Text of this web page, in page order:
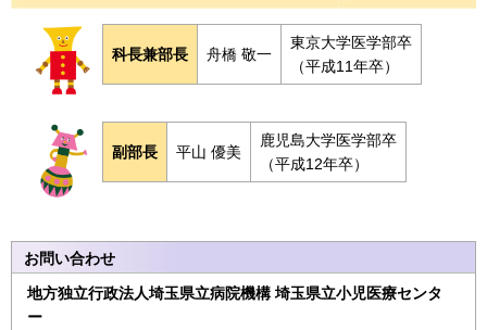
科長兼部長 舟橋 敬一
東京大学医学部卒
（平成11年卒）
副部長 平山 優美
鹿児島大学医学部卒
（平成12年卒）
お問い合わせ
地方独立行政法人埼玉県立病院機構 埼玉県立小児医療センタ
ー